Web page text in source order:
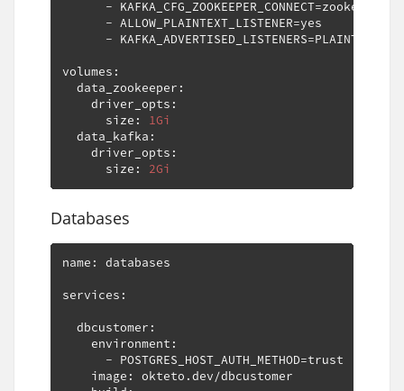
- KAFKA_CFG_ZOOKEEPER_CONNECT=zookeeper
- ALLOW_PLAINTEXT_LISTENER=yes
- KAFKA_ADVERTISED_LISTENERS=PLAINTEXT
volumes :
  data_zookeeper
:
    driver_opts
:
      size
:
1Gi
  data_kafka
:
    driver_opts
:
      size
: 2Gi
Databases
name : databases
services :
  dbcustomer
:
    environment
:
- POSTGRES_HOST_AUTH_METHOD=trust
    image
: okteto .dev/dbcustomer